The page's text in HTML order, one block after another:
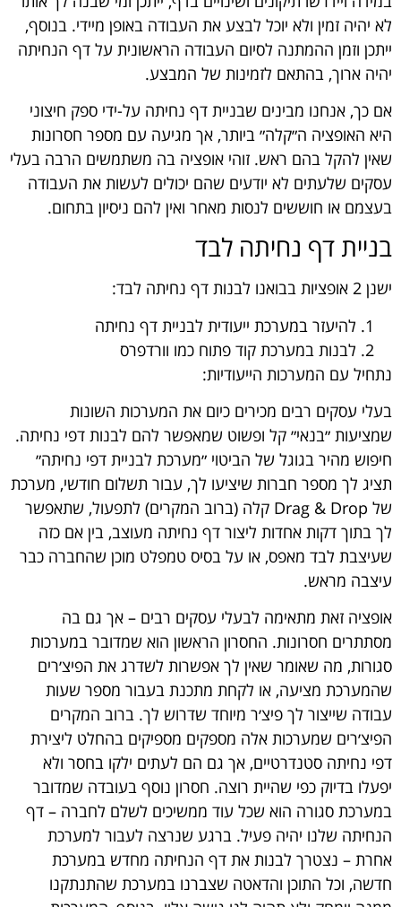
לא יהיה זמין ולא יוכל לבצע את העבודה באופן מיידי. בנוסף,
ייתכן וזמן ההמתנה לסיום העבודה הראשונית על דף הנחיתה
יהיה ארוך, בהתאם לזמינות של המבצע.
אם כך, אנחנו מבינים שבניית דף נחיתה על-ידי ספק חיצוני
היא האופציה ה״קלה״ ביותר, אך מגיעה עם מספר חסרונות
שאין להקל בהם ראש. זוהי אופציה בה משתמשים הרבה בעלי
עסקים שלעתים לא יודעים שהם יכולים לעשות את העבודה
בעצמם או חוששים לנסות מאחר ואין להם ניסיון בתחום.
בניית דף נחיתה לבד
ישנן 2 אופציות בבואנו לבנות דף נחיתה לבד:
להיעזר במערכת ייעודית לבניית דף נחיתה
לבנות במערכת קוד פתוח כמו וורדפרס
נתחיל עם המערכות הייעודיות:
בעלי עסקים רבים מכירים כיום את המערכות השונות
שמציעות ״בנאי״ קל ופשוט שמאפשר להם לבנות דפי נחיתה.
חיפוש מהיר בגוגל של הביטוי ״מערכת לבניית דפי נחיתה״
תציג לך מספר חברות שיציעו לך, עבור תשלום חודשי, מערכת
של Drag & Drop קלה (ברוב המקרים) לתפעול, שתאפשר
לך בתוך דקות אחדות ליצור דף נחיתה מעוצב, בין אם כזה
שעיצבת לבד מאפס, או על בסיס טמפלט מוכן שהחברה כבר
עיצבה מראש.
אופציה זאת מתאימה לבעלי עסקים רבים – אך גם בה
מסתתרים חסרונות. החסרון הראשון הוא שמדובר במערכות
סגורות, מה שאומר שאין לך אפשרות לשדרג את הפיצ׳רים
שהמערכת מציעה, או לקחת מתכנת בעבור מספר שעות
עבודה שייצור לך פיצ׳ר מיוחד שדרוש לך. ברוב המקרים
הפיצ׳רים שמערכות אלה מספקים מספיקים בהחלט ליצירת
דפי נחיתה סטנדרטיים, אך גם הם לעתים ילקו בחסר ולא
יפעלו בדיוק כפי שהיית רוצה. חסרון נוסף בעובדה שמדובר
במערכת סגורה הוא שכל עוד ממשיכים לשלם לחברה – דף
הנחיתה שלנו יהיה פעיל. ברגע שנרצה לעבור למערכת
אחרת – נצטרך לבנות את דף הנחיתה מחדש במערכת
חדשה, וכל התוכן והדאטה שצברנו במערכת שהתנתקנו